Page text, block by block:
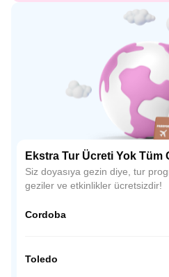
Ekstra Tur Ücreti Yok Tüm
Siz doyasıya gezin diye, tur
geziler ve etkinlikler ücretsizdir!
Cordoba
en etkileyici örneklerinden biri
Toledo